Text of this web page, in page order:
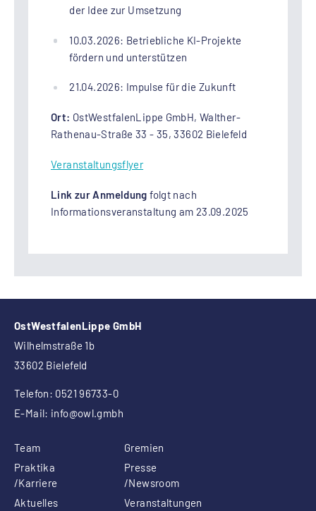
der Idee zur Umsetzung
10.03.2026: Betriebliche KI-Projekte
fördern und unterstützen
21.04.2026: Impulse für die Zukunft
Ort: OstWestfalenLippe GmbH, Walther-
Rathenau-Straße 33 - 35, 33602 Bielefeld
Veranstaltungsflyer
Link zur Anmeldung folgt nach
Informationsveranstaltung am 23.09.2025
OstWestfalenLippe GmbH
Wilhelmstraße 1b
33602 Bielefeld
Telefon: 0521 96733-0
E-Mail: info@owl.gmbh
Team
Gremien
Praktika
/Karriere
Presse
/Newsroom
Aktuelles
Veranstaltungen